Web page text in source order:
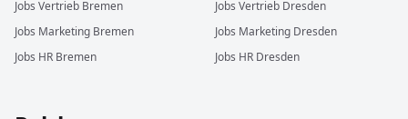
Jobs Vertrieb Bremen
Jobs Marketing Bremen
Jobs HR Bremen
Jobs Vertrieb Dresden
Jobs Marketing Dresden
Jobs HR Dresden